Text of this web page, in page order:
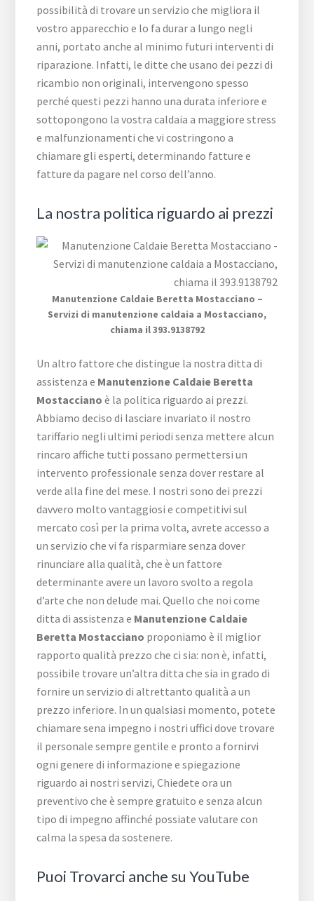
possibilità di trovare un servizio che migliora il
vostro apparecchio e lo fa durar a lungo negli
anni, portato anche al minimo futuri interventi di
riparazione. Infatti, le ditte che usano dei pezzi di
ricambio non originali, intervengono spesso
perché questi pezzi hanno una durata inferiore e
sottopongono la vostra caldaia a maggiore stress
e malfunzionamenti che vi costringono a
chiamare gli esperti, determinando fatture e
fatture da pagare nel corso dell’anno.
La nostra politica riguardo ai prezzi
Manutenzione Caldaie Beretta Mostacciano –
Servizi di manutenzione caldaia a Mostacciano,
chiama il 393.9138792
Un altro fattore che distingue la nostra ditta di
assistenza e Manutenzione Caldaie Beretta
Mostacciano è la politica riguardo ai prezzi.
Abbiamo deciso di lasciare invariato il nostro
tariffario negli ultimi periodi senza mettere alcun
rincaro affiche tutti possano permettersi un
intervento professionale senza dover restare al
verde alla fine del mese. I nostri sono dei prezzi
davvero molto vantaggiosi e competitivi sul
mercato così per la prima volta, avrete accesso a
un servizio che vi fa risparmiare senza dover
rinunciare alla qualità, che è un fattore
determinante avere un lavoro svolto a regola
d’arte che non delude mai. Quello che noi come
ditta di assistenza e Manutenzione Caldaie
Beretta Mostacciano proponiamo è il miglior
rapporto qualità prezzo che ci sia: non è, infatti,
possibile trovare un’altra ditta che sia in grado di
fornire un servizio di altrettanto qualità a un
prezzo inferiore. In un qualsiasi momento, potete
chiamare sena impegno i nostri uffici dove trovare
il personale sempre gentile e pronto a fornirvi
ogni genere di informazione e spiegazione
riguardo ai nostri servizi, Chiedete ora un
preventivo che è sempre gratuito e senza alcun
tipo di impegno affinché possiate valutare con
calma la spesa da sostenere.
Puoi Trovarci anche su YouTube